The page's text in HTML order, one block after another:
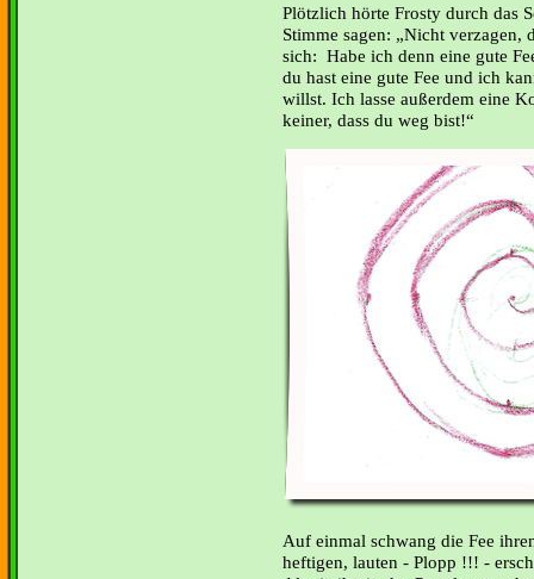
Plötzlich hörte Frosty durch das
Stimme sagen: „Nicht verzagen,
sich: Habe ich denn eine gute
du hast eine gute Fee und ich
willst. Ich lasse außerdem eine
keiner, dass du weg bist!“
Auf einmal schwang die Fee
heftigen, lauten - Plopp !!! -